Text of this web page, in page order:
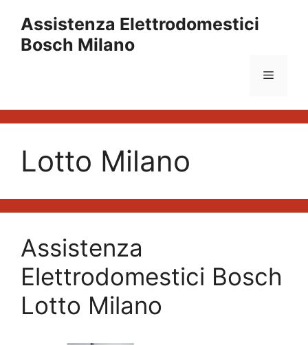
contenuto
Assistenza Elettrodomestici
Bosch Milano
Menu
Lotto Milano
Assistenza
Elettrodomestici Bosch
Lotto Milano